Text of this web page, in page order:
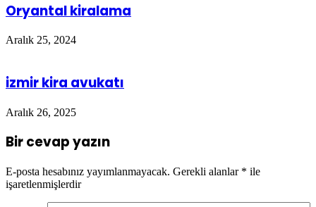
Oryantal kiralama
Aralık 25, 2024
izmir kira avukatı
Aralık 26, 2025
Bir cevap yazın
E-posta hesabınız yayımlanmayacak. Gerekli alanlar * ile
işaretlenmişlerdir